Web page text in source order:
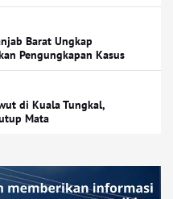
Barat Ungkap
Pengungkapan Kasus
di Kuala Tungkal,
Mata